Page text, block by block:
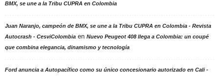
BMX, se une a la Tribu CUPRA en Colombia
Juan Naranjo, campeón de BMX, se une a la Tribu CUPRA en Colombia - Revista
Autocrash - CesviColombia en Nuevo Peugeot 408 llega a Colombia: un coupé
que combina elegancia, dinamismo y tecnología
Ford anuncia a Autopacífico como su único concesionario autorizado en Cali -